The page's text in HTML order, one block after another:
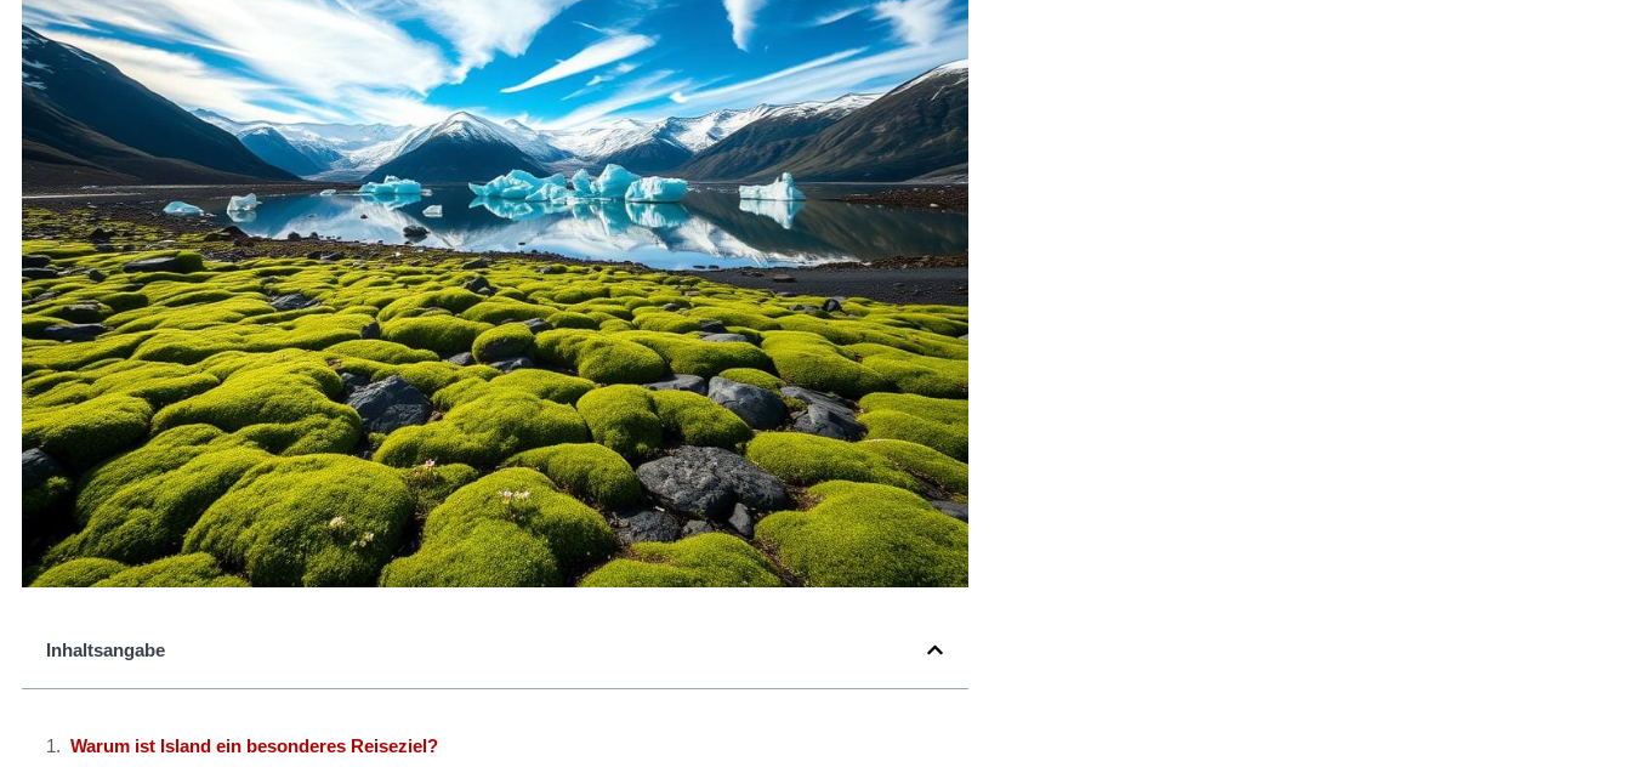
Inhaltsangabe
Warum ist Island ein besonderes Reiseziel?